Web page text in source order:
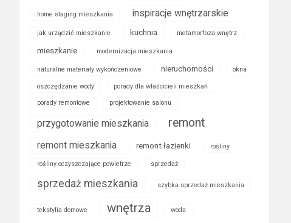
home staging mieszkania inspiracje wnętrzarskie
jak urządzić mieszkanie kuchnia metamorfoza wnętrz
mieszkanie modernizacja mieszkania
naturalne materiały wykończeniowe nieruchomości okna
oszczędzanie wody porady dla właścicieli mieszkań
porady remontowe projektowanie salonu
przygotowanie mieszkania remont
remont mieszkania remont łazienki rośliny
rośliny oczyszczające powietrze sprzedaż
sprzedaż mieszkania szybka sprzedaż mieszkania
tekstylia domowe wnętrza woda